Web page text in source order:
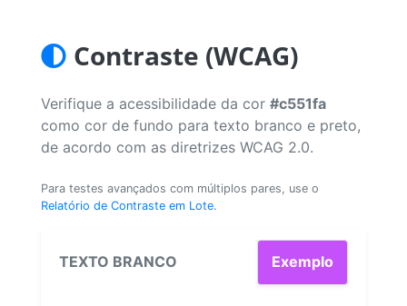
Contraste (WCAG)
Verifique a acessibilidade da cor #c551fa
como cor de fundo para texto branco e preto,
de acordo com as diretrizes WCAG 2.0.
Para testes avançados com múltiplos pares, use o
Relatório de Contraste em Lote.
TEXTO BRANCO Exemplo